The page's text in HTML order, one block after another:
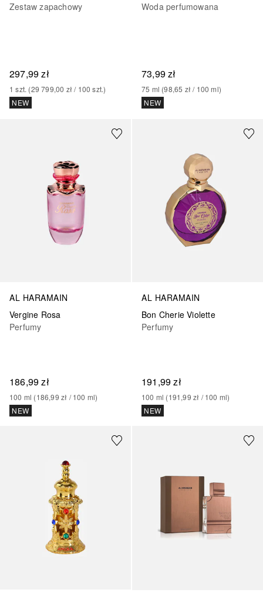
Zestaw zapachowy
297,99 zł
1 szt. (29 799,00 zł / 100 szt.)
NEW
Woda perfumowana
73,99 zł
75 ml (98,65 zł / 100 ml)
NEW
AL HARAMAIN
Vergine Rosa
Perfumy
186,99 zł
100 ml (186,99 zł / 100 ml)
NEW
AL HARAMAIN
Bon Cherie Violette
Perfumy
191,99 zł
100 ml (191,99 zł / 100 ml)
NEW